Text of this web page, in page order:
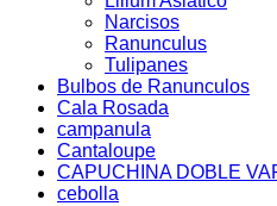
Narcisos
Ranunculus
Tulipanes
Bulbos de Ranunculos
Cala Rosada
campanula
Cantaloupe
CAPUCHINA DOBLE
cebolla